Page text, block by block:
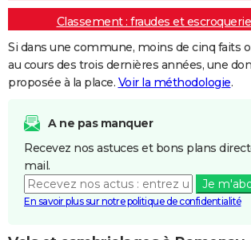
Classement : fraudes et
Si dans une commune, moins de cinq faits
au cours des trois dernières années, une
proposée à la place. Voir la méthodologie.
A ne pas manquer
Recevez nos astuces et bons plans
mail.
Je
En savoir plus sur notre politique de confidentialité